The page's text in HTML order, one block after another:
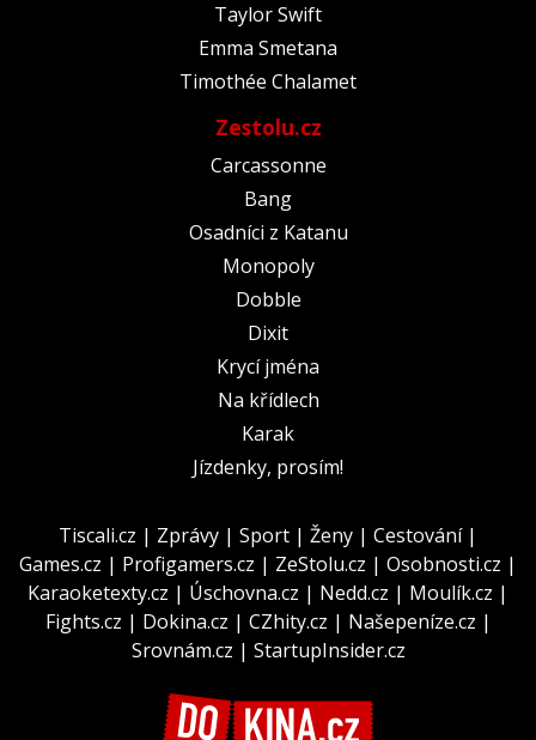
Taylor Swift
Emma Smetana
Timothée Chalamet
Zestolu.cz
Carcassonne
Bang
Osadníci z Katanu
Monopoly
Dobble
Dixit
Krycí jména
Na křídlech
Karak
Jízdenky, prosím!
Tiscali.cz | Zprávy | Sport | Ženy | Cestování|
Games.cz | Profigamers.cz | ZeStolu.cz | Osobnosti.cz |
Karaoketexty.cz | Úschovna.cz | Nedd.cz | Moulík.cz |
Fights.cz | Dokina.cz | CZhity.cz | Našepeníze.cz |
Srovnám.cz | StartupInsider.cz